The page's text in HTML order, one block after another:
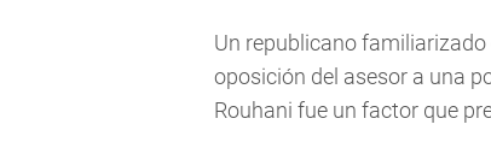
Un republicano
oposición del asesor a una
Rouhani fue un factor que